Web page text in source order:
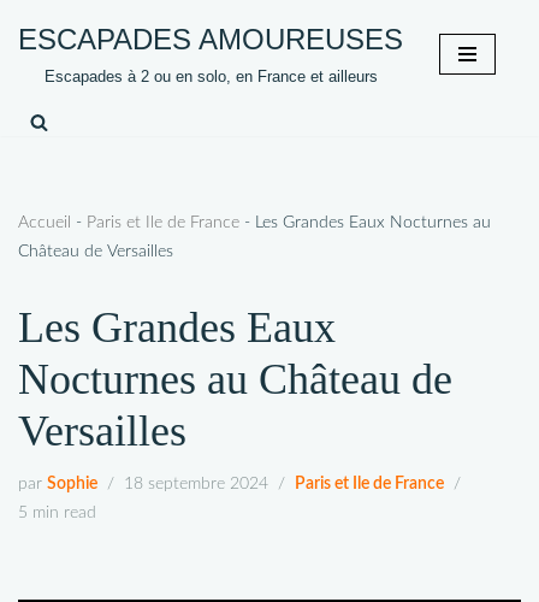
contenu
ESCAPADES AMOUREUSES
Escapades à 2 ou en solo, en France et ailleurs
Accueil - Paris et Ile de France - Les Grandes Eaux Nocturnes au
Château de Versailles
Les Grandes Eaux
Nocturnes au Château de
Versailles
par Sophie 18 septembre 2024
Paris et Ile de France
5 min read